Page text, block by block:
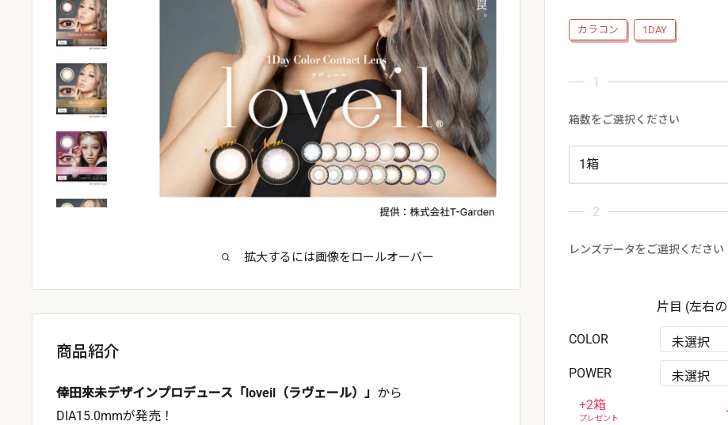
ご利用ガイド
よくあるご質問
拡大するには画像をロールオーバー
カラコン 1DAY
箱数をご選択ください
レンズデータをご選択ください
片目 (左右
COLOR
POWER
+2箱
プレゼント
商品紹介
倖田來未デザインプロデュース「loveil（ラヴェール）」 から
DIA15.0mmが発売！